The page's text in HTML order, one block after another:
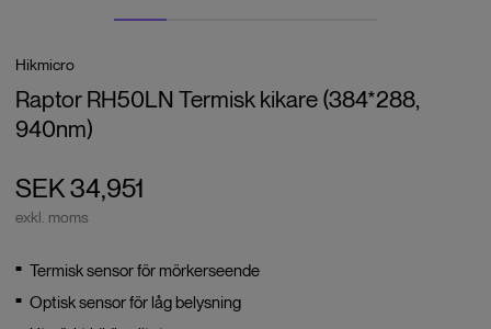
Hikmicro
Raptor RH50LN Termisk kikare (384*288,
940nm)
SEK 34,951
exkl. moms
Termisk sensor för mörkerseende
Optisk sensor för låg belysning